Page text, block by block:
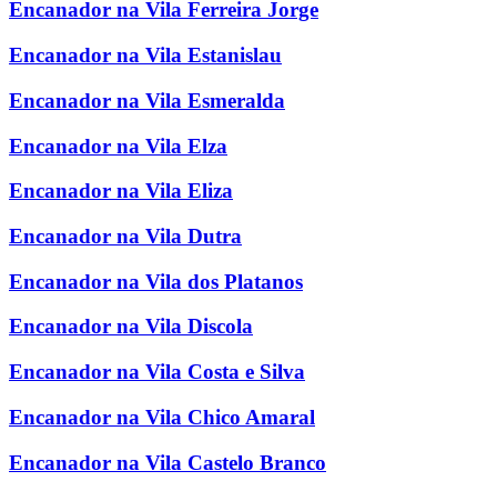
Encanador na Vila Ferreira Jorge
Encanador na Vila Estanislau
Encanador na Vila Esmeralda
Encanador na Vila Elza
Encanador na Vila Eliza
Encanador na Vila Dutra
Encanador na Vila dos Platanos
Encanador na Vila Discola
Encanador na Vila Costa e Silva
Encanador na Vila Chico Amaral
Encanador na Vila Castelo Branco